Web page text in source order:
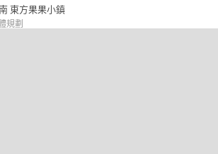
東方果果小鎮
規劃